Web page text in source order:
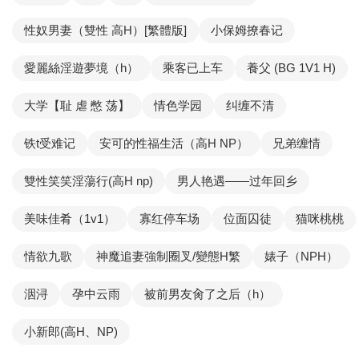
性奴男妻（雙性 高H）[繁體版] 小保姆撩春记
愛麗絲淫遊夢境（h） 乘客已上车 養父 (BG 1V1 H)
大学【耻 虐 憋 荡】 情色学园 纠缠不清
铁t受难记 安可的性福生活（高H NP） 兄弟缠情
雙性笑笑淫蕩行(高H np) 男人艳遇——过年回乡
美味佳肴（1v1） 寡红停车场 位面囚徒 猫咪桃桃
情欲九歌 神魔追妻強制圈叉/變態H繁 婊子（NPH）
洇浔 孕中云雨 被前男友肏了之后（h）
小新郎(高H、NP)